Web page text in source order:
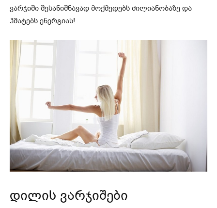
ვარჯიში შესანიშნავად მოქმედებს ძილიანობაზე და
ჰმატებს ენერგიას!
დილის ვარჯიშები